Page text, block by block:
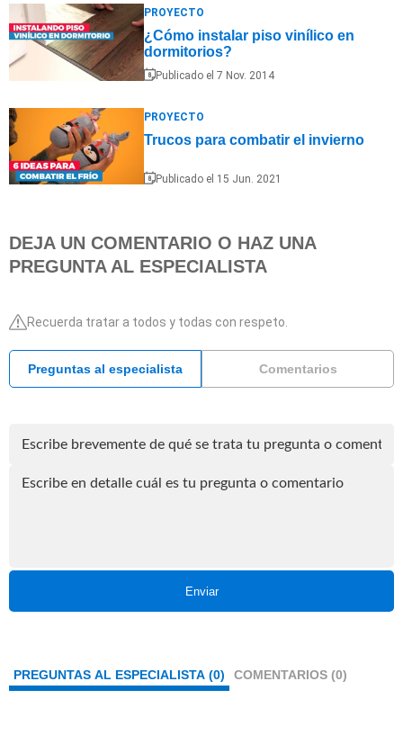
PROYECTO
¿Cómo instalar piso vinílico en
dormitorios?
Publicado el 7 Nov. 2014
PROYECTO
Trucos para combatir el invierno
Publicado el 15 Jun. 2021
DEJA UN COMENTARIO O HAZ UNA
PREGUNTA AL ESPECIALISTA
Recuerda tratar a todos y todas con respeto.
Preguntas al especialista Comentarios
Enviar
PREGUNTAS AL ESPECIALISTA (0) COMENTARIOS (0)